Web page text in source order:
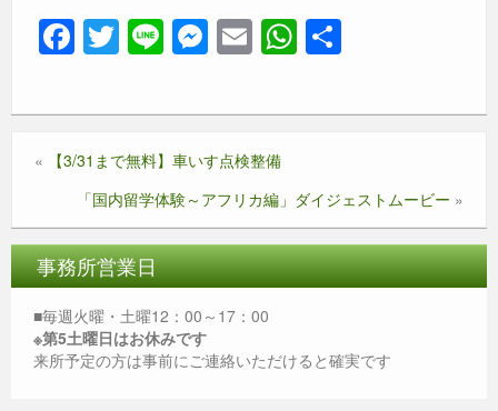
F
a
c
e
b
o
o
k
T
wi
tt
er
Li
n
e
M
e
ss
e
n
g
er
E
m
ail
W
h
at
A
p
p
«
【3/31まで無料】車いす点検整備
「国内留学体験～アフリカ編」ダイジェストムービー »
事務所営業日
■毎週火曜・土曜12：00～17：00
※第5土曜日はお休みです
来所予定の方は事前にご連絡いただけると確実です